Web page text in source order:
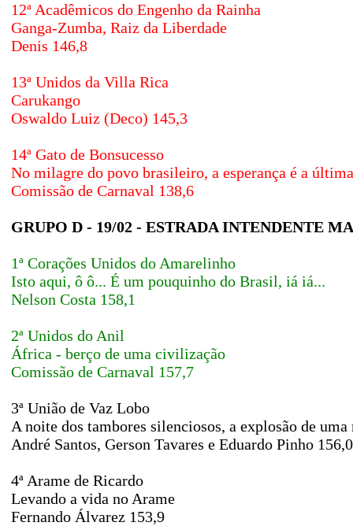
12ª Acadêmicos do Engenho da Rainha
Ganga-Zumba, Raiz da Liberdade
Denis 146,8
13ª Unidos da Villa Rica
Carukango
Oswaldo Luiz (Deco) 145,3
14ª Gato de Bonsucesso
No milagre do povo brasileiro, a esperança é a
Comissão de Carnaval 138,6
GRUPO D - 19/02 - ESTRADA INTENDENTE
1ª Corações Unidos do Amarelinho
Isto aqui, ô ô... É um pouquinho do Brasil, iá iá...
Nelson Costa 158,1
2ª Unidos do Anil
África - berço de uma civilização
Comissão de Carnaval 157,7
3ª União de Vaz Lobo
A noite dos tambores silenciosos, a explosão de uma
André Santos, Gerson Tavares e Eduardo Pinho 156,0
4ª Arame de Ricardo
Levando a vida no Arame
Fernando Álvarez 153,9